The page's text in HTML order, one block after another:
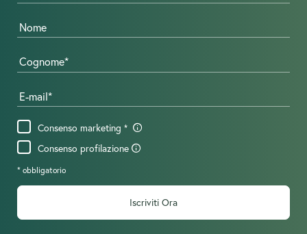
Nome
Cognome
E-mail
Consenso marketing
Consenso profilazione
* obbligatorio
Iscriviti Ora